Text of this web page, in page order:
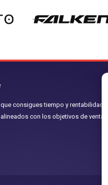
consigues tiempo y rentabilidad.
con los objetivos de ventas